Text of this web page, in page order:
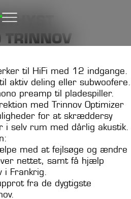
TRINNOV
til HiFi med 12 indgange.
aktiv deling eller subwoofere.
preamp til pladespiller.
med Trinnov Optimizer
for at skræddersy
i selv rum med dårlig akustik.
med at fejlsøge og ændre
nettet, samt få hjælp
i Frankrig.
fra de dygtigste